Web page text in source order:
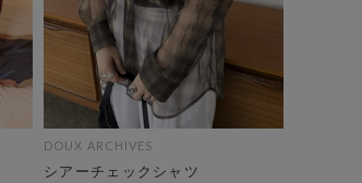
DOUX ARCHIVES
シアーチェックシャツ